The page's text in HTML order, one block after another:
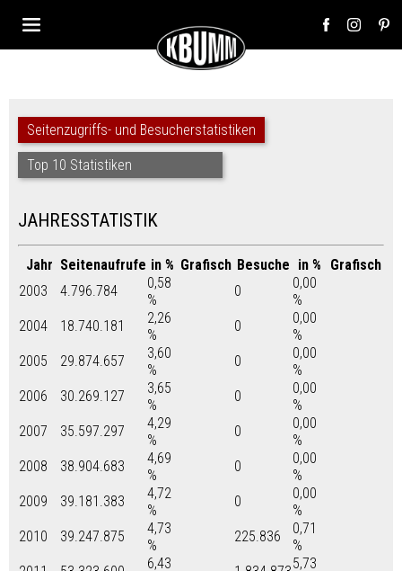
Seitenzugriffs- und Besucherstatistiken
Top 10 Statistiken
JAHRESSTATISTIK
Jahr Seitenaufrufe in % Grafisch Besuche in %
Grafisch
2003
4.796.784
0,58
%
0
0,00
%
2004
18.740.181
2,26
%
0
0,00
%
2005
29.874.657
3,60
%
0
0,00
%
2006
30.269.127
3,65
%
0
0,00
%
2007
35.597.297
4,29
%
0
0,00
%
2008
38.904.683
4,69
%
0
0,00
%
2009
39.181.383
4,72
%
0
0,00
%
2010
39.247.875
4,73
%
225.836
0,71
%
6,43
5,73